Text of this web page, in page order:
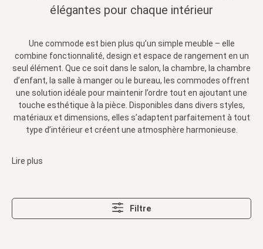
élégantes pour chaque intérieur
Une commode est bien plus qu’un simple meuble – elle
combine fonctionnalité, design et espace de rangement en un
seul élément. Que ce soit dans le salon, la chambre, la chambre
d’enfant, la salle à manger ou le bureau, les commodes offrent
une solution idéale pour maintenir l’ordre tout en ajoutant une
touche esthétique à la pièce. Disponibles dans divers styles,
matériaux et dimensions, elles s’adaptent parfaitement à tout
type d’intérieur et créent une atmosphère harmonieuse.
Lire plus
Filtre